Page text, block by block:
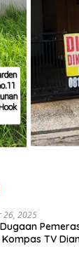
26, 2025
TV